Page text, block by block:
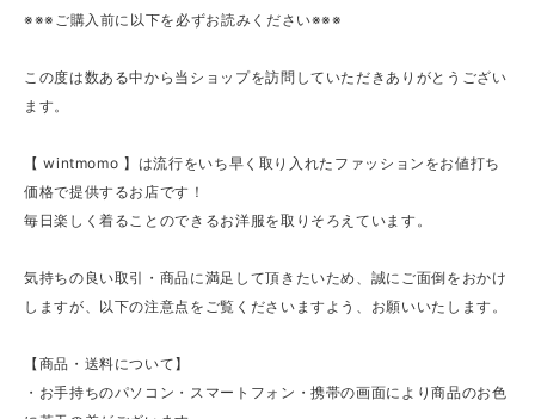
※※※ご購入前に以下を必ずお読みください※※※
この度は数ある中から当ショップを訪問していただきありがとうござい
ます。
【 wintmomo 】は流行をいち早く取り入れたファッションをお値打ち
価格で提供するお店です！
毎日楽しく着ることのできるお洋服を取りそろえています。
気持ちの良い取引・商品に満足して頂きたいため、誠にご面倒をおかけ
しますが、以下の注意点をご覧くださいますよう、お願いいたします。
【商品・送料について】
・お手持ちのパソコン・スマートフォン・携帯の画面により商品のお色